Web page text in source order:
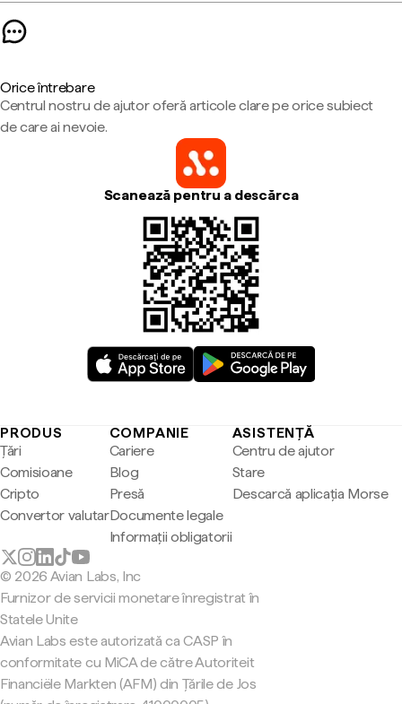
Orice întrebare
Centrul nostru de ajutor oferă articole clare pe orice subiect
de care ai nevoie.
Scanează pentru a descărca
PRODUS
Țări
Comisioane
Cripto
Convertor valutar
COMPANIE
Cariere
Blog
Presă
Documente legale
Informații obligatorii
ASISTENȚĂ
Centru de ajutor
Stare
Descarcă aplicația Morse
© 2026 Avian Labs, Inc
Furnizor de servicii monetare înregistrat în
Statele Unite
Avian Labs este autorizată ca CASP în
conformitate cu MiCA de către Autoriteit
Financiële Markten (AFM) din Țările de Jos